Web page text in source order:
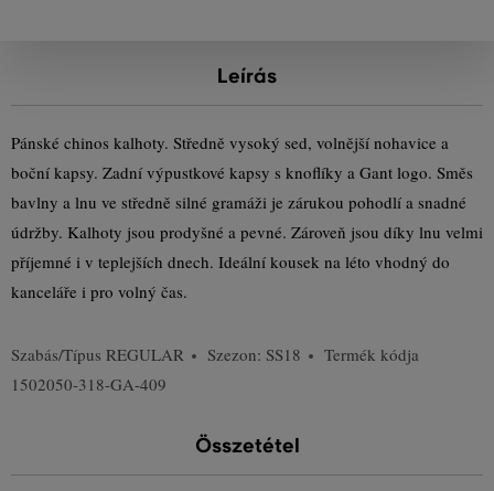
Leírás
Pánské chinos kalhoty. Středně vysoký sed, volnější nohavice a
boční kapsy. Zadní výpustkové kapsy s knoflíky a Gant logo. Směs
bavlny a lnu ve středně silné gramáži je zárukou pohodlí a snadné
údržby. Kalhoty jsou prodyšné a pevné. Zároveň jsou díky lnu velmi
příjemné i v teplejších dnech. Ideální kousek na léto vhodný do
kanceláře i pro volný čas.
Szabás/Típus REGULAR Szezon: SS18
Termék kódja
1502050-318-GA-409
Összetétel